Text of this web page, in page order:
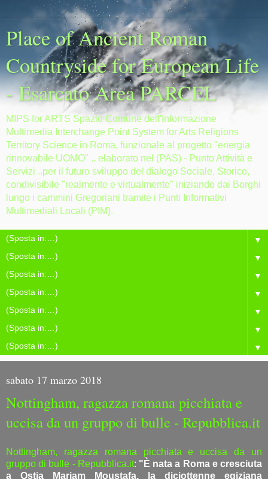
Place of Ancient Roman
Countryside for European Life
- Esarcato Area PARCEL
MIPS for ARTS Spazio Comune dell'Informazione
Multimedia Interchange Point System for Arts Religions
Territory Science in Roma, funzionale al progetto "energia
rinnovabile UOMO" .. elaborato nel (PAS) - Punto Attività e
Servizi ..per il futuro sviluppo del dialogo Sociale, Storico,
condivisibile "realmente e virtualmente" iniziando dai Borghi
lungo i cammini Gregoriani tramite i Punti Informativi
Multimediali Locali (PIM).
▼
▼
▼
▼
▼
▼
▼
sabato 17 marzo 2018
Nottingham, ragazza romana picchiata e
uccisa da un gruppo di bulle - Repubblica.it
Nottingham, ragazza romana picchiata e uccisa da un
gruppo di bulle - Repubblica.it: "È nata a Roma e cresciuta
a Ostia Mariam Moustafa, la diciottenne egiziana